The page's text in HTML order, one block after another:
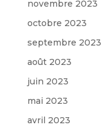
novembre 2023
octobre 2023
septembre 2023
août 2023
juin 2023
mai 2023
avril 2023